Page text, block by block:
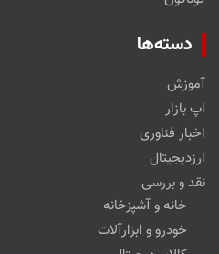
دسته‌ها
آموزش
اپ بازار
اخبار فناوری
ارزدیجیتال
نقد و بررسی
خانه و آشپزخانه
خودرو و ابزارآلات